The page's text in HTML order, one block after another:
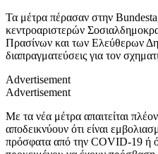
Τα μέτρα πέρασαν στην
κεντροαριστερών
Πρασίνων και των Ελεύθερων
διαπραγματεύσεις για τον
Advertisement
Advertisement
Με τα νέα μέτρα απαιτείται
αποδεικνύουν ότι είναι
πρόσφατα από την COVID-19 ή